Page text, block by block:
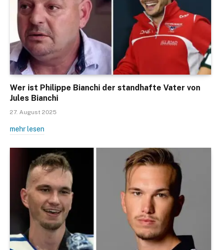
Wer ist Philippe Bianchi der standhafte Vater von
Jules Bianchi
27. August 2025
mehr lesen